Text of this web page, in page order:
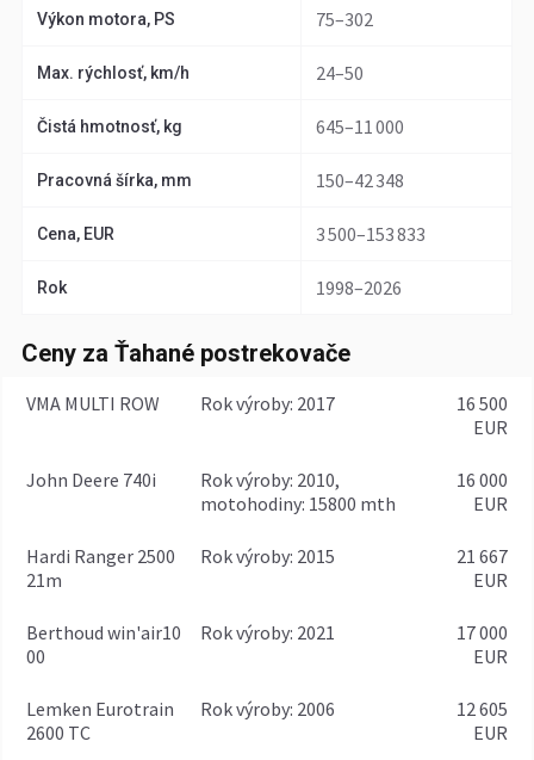
Výkon motora, PS 75–302
Max. rýchlosť, km/h 24–50
Čistá hmotnosť, kg 645–11 000
Pracovná šírka, mm 150–42 348
Cena, EUR 3 500–153 833
Rok 1998–2026
Ceny za Ťahané postrekovače
VMA MULTI ROW rok výroby: 2017
16 500
EUR
John Deere 740i
rok výroby: 2010,
motohodiny: 15800 mth
16 000
EUR
Hardi Ranger 2500
21m
rok výroby: 2015
21 667
EUR
Berthoud win'air10
00
rok výroby: 2021
17 000
EUR
Lemken Eurotrain
2600 TC
rok výroby: 2006
12 605
EUR